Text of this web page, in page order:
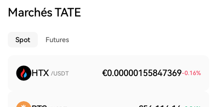
Marchés TATE
Spot Futures
HTX /USDT €0.00000155847369-0.16%